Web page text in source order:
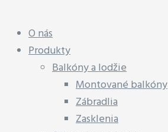
O nás
Produkty
Balkóny a lodžie
Montované balkóny
Zábradlia
Zasklenia